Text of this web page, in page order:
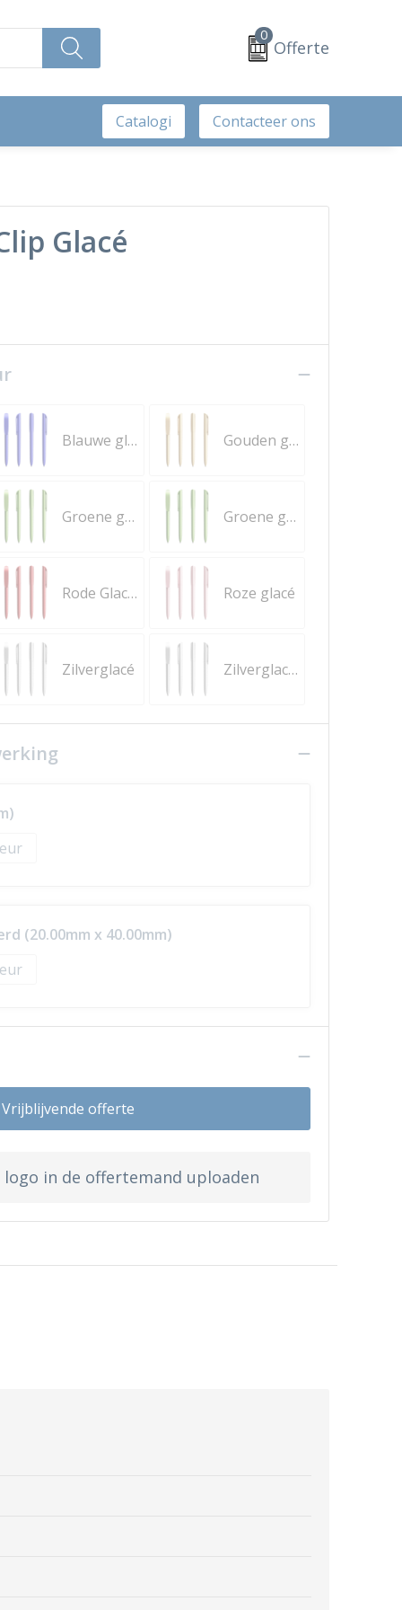
0
Offerte
Catalogi Contacteer ons
Glacé
Blauwe glacé Ink Black Gouden glacé
Groene glacé Groene glacé Ink Black
Rode Glacé Ink Black Roze glacé
Zilverglacé Zilverglacé Ink Black
(20.00mm x 40.00mm)
Vrijblijvende offerte
logo in de offertemand uploaden